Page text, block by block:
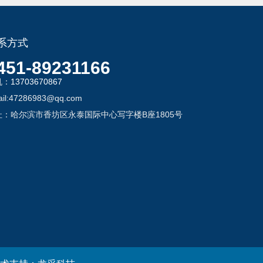
方式
89231166
13703670867
：哈尔滨市香坊区永泰国际中心写字楼B座1805号